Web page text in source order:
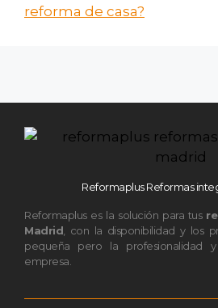
reforma de casa?
Reformaplus Reformas
Reformaplus es la solución para tus
Madrid , con la disponibilidad y los
pequeña pero la profesionalidad
empresa.